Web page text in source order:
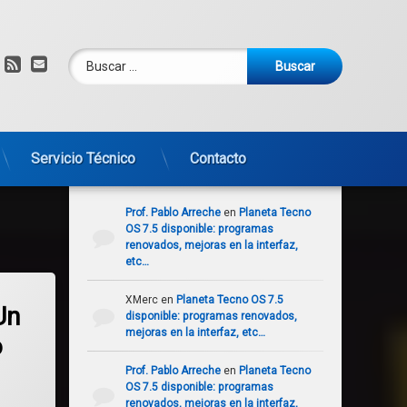
RSSCorreo electrónico
Buscar:
Servicio Técnico Contacto
¡Con instalador de Wine y Lutris!
– Un sistema operativo estable y muy personalizable
Comentarios recientes
Prof. Pablo Arrecheen Planeta Tecno
OS 7.5 disponible: programas
renovados, mejoras en la interfaz,
etc…
XMercen Planeta Tecno OS 7.5
disponible: programas renovados,
mejoras en la interfaz, etc…
Prof. Pablo Arrecheen Planeta Tecno
OS 7.5 disponible: programas
renovados, mejoras en la interfaz,